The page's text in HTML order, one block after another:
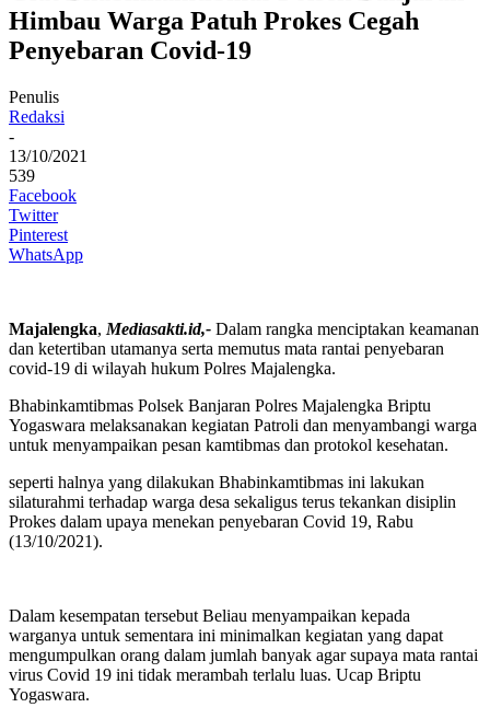
Himbau Warga Patuh Prokes Cegah
Penyebaran Covid-19
Penulis
Redaksi
-
13/10/2021
539
Facebook
Twitter
Pinterest
WhatsApp
Majalengka, Mediasakti.id,- Dalam rangka menciptakan keamanan
dan ketertiban utamanya serta memutus mata rantai penyebaran
covid-19 di wilayah hukum Polres Majalengka.
Bhabinkamtibmas Polsek Banjaran Polres Majalengka Briptu
Yogaswara melaksanakan kegiatan Patroli dan menyambangi warga
untuk menyampaikan pesan kamtibmas dan protokol kesehatan.
seperti halnya yang dilakukan Bhabinkamtibmas ini lakukan
silaturahmi terhadap warga desa sekaligus terus tekankan disiplin
Prokes dalam upaya menekan penyebaran Covid 19, Rabu
(13/10/2021).
Dalam kesempatan tersebut Beliau menyampaikan kepada
warganya untuk sementara ini minimalkan kegiatan yang dapat
mengumpulkan orang dalam jumlah banyak agar supaya mata rantai
virus Covid 19 ini tidak merambah terlalu luas. Ucap Briptu
Yogaswara.